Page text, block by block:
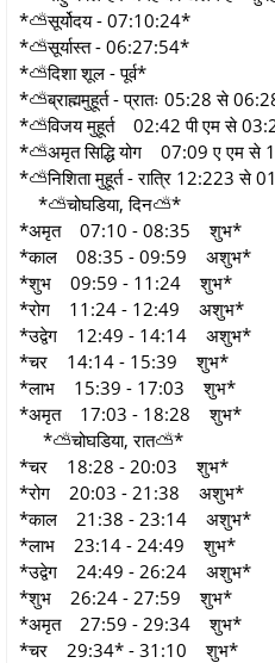
*⛅सूर्योदय - 07:10:24*
*⛅सूर्यास्त - 06:27:54*
*⛅दिशा शूल - पूर्व*
*⛅ब्राह्ममुहूर्त - प्रातः 05:28 से
*⛅विजय मुहूर्त 02:42 पी एम से
*⛅अमृत सिद्धि योग 07:09 ए एम से
*⛅निशिता मुहूर्त - रात्रि 12:223 से
*⛅चोघडिया, दिन⛅*
*अमृत 07:10 - 08:35 शुभ*
*काल 08:35 - 09:59 अशुभ*
*शुभ 09:59 - 11:24 शुभ*
*रोग 11:24 - 12:49 अशुभ*
*उद्वेग 12:49 - 14:14 अशुभ*
*चर 14:14 - 15:39 शुभ*
*लाभ 15:39 - 17:03 शुभ*
*अमृत 17:03 - 18:28 शुभ*
*⛅चोघडिया, रात⛅*
*चर 18:28 - 20:03 शुभ*
*रोग 20:03 - 21:38 अशुभ*
*काल 21:38 - 23:14 अशुभ*
*लाभ 23:14 - 24:49 शुभ*
*उद्वेग 24:49 - 26:24 अशुभ*
*शुभ 26:24 - 27:59 शुभ*
*अमृत 27:59 - 29:34 शुभ*
*चर 29:34* - 31:10 शुभ*